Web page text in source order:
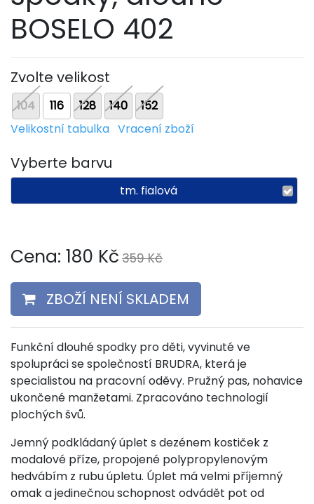
BOSELO 402
Zvolte velikost
104 116 128 140
152
Velikostní tabulka Vracení zboží
Vyberte barvu
tm. fialová
Cena: 180 Kč 359 Kč
ZBOŽÍ NENÍ SKLADEM
Funkční dlouhé spodky pro děti, vyvinuté ve
spolupráci se společností BRUDRA, která je
specialistou na pracovní oděvy. Pružný pas, nohavice
ukončené manžetami. Zpracováno technologií
plochých švů.
Jemný podkládaný úplet s dezénem kostiček z
modalové příze, propojené polypropylenovým
hedvábím z rubu úpletu. Úplet má velmi příjemný
omak a jedinečnou schopnost odvádět pot od